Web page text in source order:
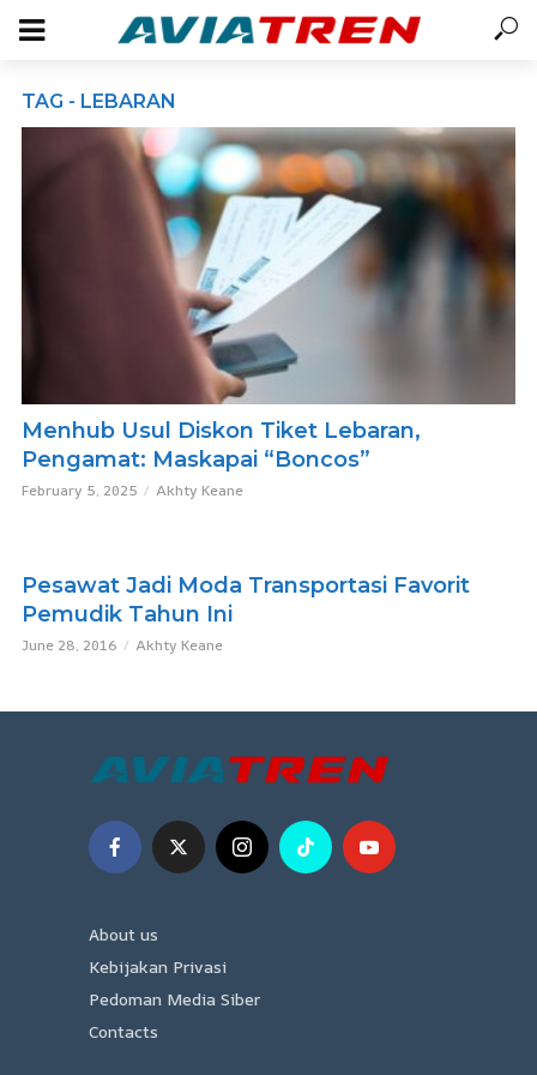
TAG - LEBARAN
Menhub Usul Diskon Tiket Lebaran,
Pengamat: Maskapai “Boncos”
February 5, 2025 Akhty Keane
Pesawat Jadi Moda Transportasi Favorit
Pemudik Tahun Ini
June 28, 2016 Akhty Keane
About us
Kebijakan Privasi
Pedoman Media Siber
Contacts